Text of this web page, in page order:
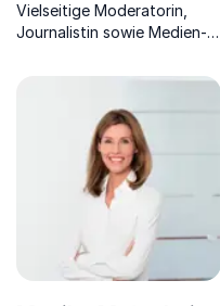
Vielseitige Moderatorin,
Journalistin sowie Medien-
mit erfrischender
Veranstaltungen.